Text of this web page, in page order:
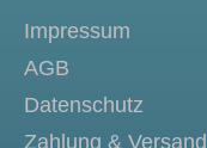
Impressum
AGB
Datenschutz
Zahlung & Versand